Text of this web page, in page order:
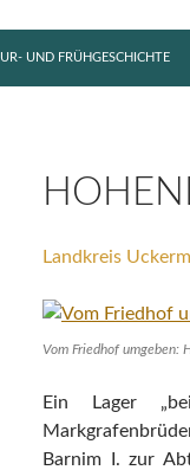
UR- UND FRÜHGESCHICHTE
Landkreis
Vom Friedhof umgeben:
Ein Lager
Barnim I. zur